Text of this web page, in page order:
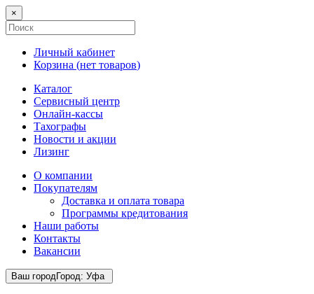
×
Личный кабинет
Корзина (нет товаров)
Каталог
Сервисный центр
Онлайн-кассы
Тахографы
Новости и акции
Лизинг
О компании
Покупателям
Доставка и оплата товара
Программы кредитования
Наши работы
Контакты
Вакансии
Ваш городГород: Уфа